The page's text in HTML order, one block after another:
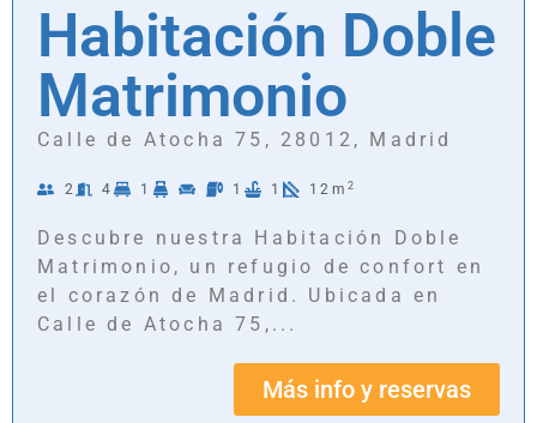
Habitación Doble
Matrimonio
Calle de Atocha 75, 28012, Madrid
2 4 1 1 1 12m2
Descubre nuestra Habitación Doble
Matrimonio, un refugio de confort en
el corazón de Madrid. Ubicada en
Calle de Atocha 75,...
Más info y reservas